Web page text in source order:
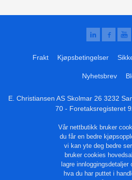
Frakt Kjøpsbetingelser
Nyhetsbrev
E. Christiansen AS Skolmar 26 3232
70- Foretaksregisteret
Vår nettbutikk bruker
du får en bedre
vi kan yte deg bedre
bruker cookies
lagre innloggingsdetaljer
hva du har puttet i